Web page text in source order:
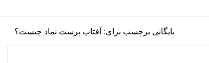
بایگانی برچسب برای: آفتاب پرست نماد چیست؟